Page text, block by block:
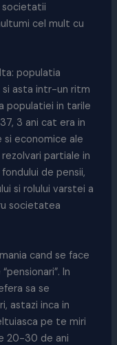
societatii
cel mult cu
populatia
si asta intr-un ritm
populatiei in tarile
3 ani cat era in
si economice ale
partiale in
de pensii,
si rolului varstei a
societatea
cand se face
In
sa se
astazi inca in
pe te miri
20-30 de ani